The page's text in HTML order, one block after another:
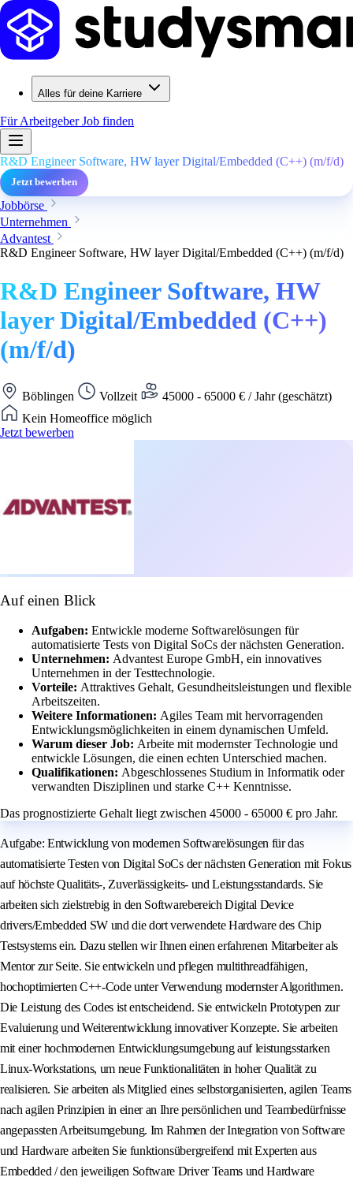
Alles für deine Karriere
Für ArbeitgeberJob finden
R&D Engineer Software, HW layer Digital/Embedded (C++) (m/f/d)
Jetzt bewerben
Jobbörse
Unternehmen
Advantest
R&D Engineer Software, HW layer Digital/Embedded (C++) (m/f/d)
R&D Engineer Software, HW
layer Digital/Embedded (C++)
(m/f/d)
Böblingen Vollzeit
45000 - 65000 € / Jahr (geschätzt)
Kein Homeoffice möglich
Jetzt bewerben
Auf einen Blick
Aufgaben: Entwickle moderne Softwarelösungen für
automatisierte Tests von Digital SoCs der nächsten Generation.
Unternehmen: Advantest Europe GmbH, ein innovatives
Unternehmen in der Testtechnologie.
Vorteile: Attraktives Gehalt, Gesundheitsleistungen und flexible
Arbeitszeiten.
Weitere Informationen: Agiles Team mit hervorragenden
Entwicklungsmöglichkeiten in einem dynamischen Umfeld.
Warum dieser Job: Arbeite mit modernster Technologie und
entwickle Lösungen, die einen echten Unterschied machen.
Qualifikationen: Abgeschlossenes Studium in Informatik oder
verwandten Disziplinen und starke C++ Kenntnisse.
Das prognostizierte Gehalt liegt zwischen 45000 - 65000 € pro Jahr.
Aufgabe: Entwicklung von modernen Softwarelösungen für das
automatisierte Testen von Digital SoCs der nächsten Generation mit Fokus
auf höchste Qualitäts-, Zuverlässigkeits- und Leistungsstandards. Sie
arbeiten sich zielstrebig in den Softwarebereich Digital Device
drivers/Embedded SW und die dort verwendete Hardware des Chip
Testsystems ein. Dazu stellen wir Ihnen einen erfahrenen Mitarbeiter als
Mentor zur Seite. Sie entwickeln und pflegen multithreadfähigen,
hochoptimierten C++-Code unter Verwendung modernster Algorithmen.
Die Leistung des Codes ist entscheidend. Sie entwickeln Prototypen zur
Evaluierung und Weiterentwicklung innovativer Konzepte. Sie arbeiten
mit einer hochmodernen Entwicklungsumgebung auf leistungsstarken
Linux-Workstations, um neue Funktionalitäten in hoher Qualität zu
realisieren. Sie arbeiten als Mitglied eines selbstorganisierten, agilen Teams
nach agilen Prinzipien in einer an Ihre persönlichen und Teambedürfnisse
angepassten Arbeitsumgebung. Im Rahmen der Integration von Software
und Hardware arbeiten Sie funktionsübergreifend mit Experten aus
Embedded / den jeweiligen Software Driver Teams und Hardware